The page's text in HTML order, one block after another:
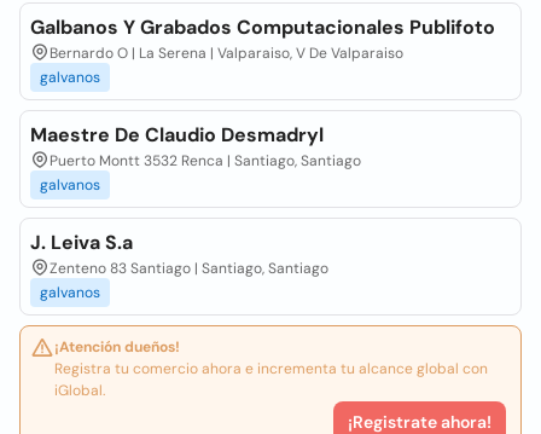
Galbanos Y Grabados Computacionales Publifoto
Bernardo O | La Serena | Valparaiso, V De Valparaiso
galvanos
Maestre De Claudio Desmadryl
Puerto Montt 3532 Renca | Santiago, Santiago
galvanos
J. Leiva S.a
Zenteno 83 Santiago | Santiago, Santiago
galvanos
¡Atención dueños!
Registra tu comercio ahora e incrementa tu alcance global con
iGlobal.
¡Registrate ahora!